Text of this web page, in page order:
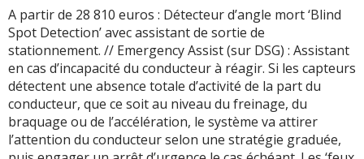
A partir de 28 810 euros : Détecteur d’angle mort ‘Blind
Spot Detection’ avec assistant de sortie de
stationnement. // Emergency Assist (sur DSG) : Assistant
en cas d’incapacité du conducteur à réagir. Si les capteurs
détectent une absence totale d’activité de la part du
conducteur, que ce soit au niveau du freinage, du
braquage ou de l’accélération, le système va attirer
l’attention du conducteur selon une stratégie graduée,